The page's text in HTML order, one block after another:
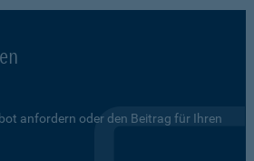
anfordern oder den Beitrag für Ihren